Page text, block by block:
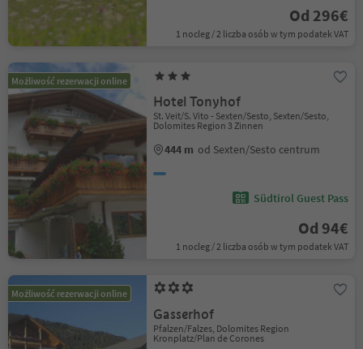
Od 296€
1 nocleg / 2 liczba osób w tym podatek VAT
Możliwość rezerwacji online
Hotel Tonyhof
St. Veit/S. Vito - Sexten/Sesto, Sexten/Sesto,
Dolomites Region 3 Zinnen
444 m od Sexten/Sesto centrum
Südtirol Guest Pass
Od 94€
1 nocleg / 2 liczba osób w tym podatek VAT
Możliwość rezerwacji online
Gasserhof
Pfalzen/Falzes, Dolomites Region
Kronplatz/Plan de Corones